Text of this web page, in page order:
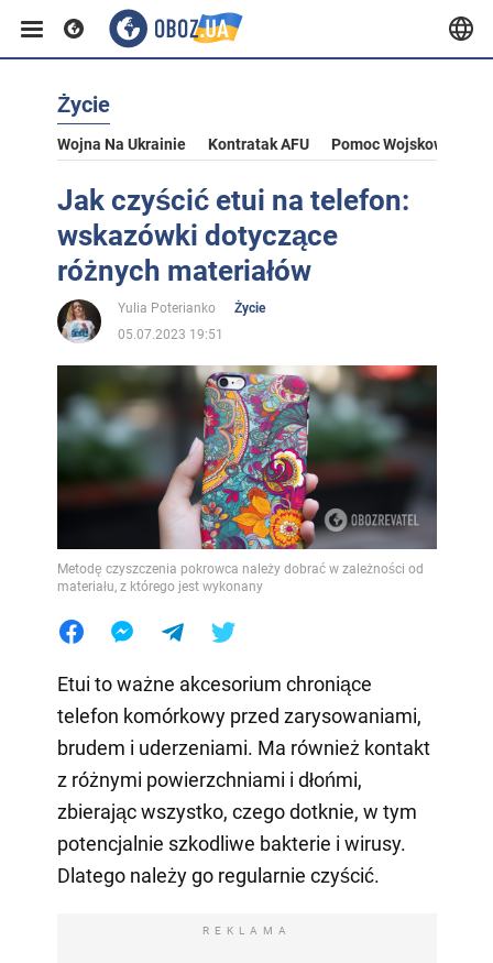
Życie
Wojna Na Ukrainie Kontratak AFU Pomoc Wojskowa Dla
Jak czyścić etui na telefon:
wskazówki dotyczące
różnych materiałów
Yulia Poterianko
Życie
05.07.2023 19:51
Metodę czyszczenia pokrowca należy dobrać w zależności od
materiału, z którego jest wykonany
Etui to ważne akcesorium chroniące
telefon komórkowy przed zarysowaniami,
brudem i uderzeniami. Ma również kontakt
z różnymi powierzchniami i dłońmi,
zbierając wszystko, czego dotknie, w tym
potencjalnie szkodliwe bakterie i wirusy.
Dlatego należy go regularnie czyścić.
REKLAMA